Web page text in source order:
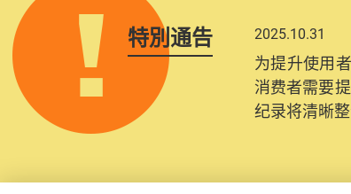
特別通告 2025.10.31
为提升使用
消费者需要
纪录将清晰